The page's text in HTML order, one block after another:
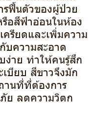
รฟื้นตัวของผู้ป่วย
รือสีฟ้าอ่อนในห้อง
รียดและเพิ่มความ
บความสะอาด
ง่าย ทำให้คนรู้สึก
บียบ สีขาวจึงมัก
านที่ที่ต้องการ
ย ลดความวิตก